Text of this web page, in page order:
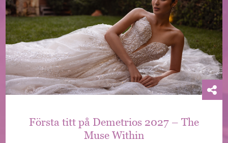
Första titt på Demetrios 2027 – The
Muse Within